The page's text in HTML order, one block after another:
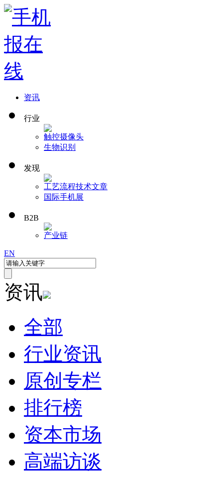
资讯
行业
触控摄像头
生物识别
发现
工艺流程技术文章
国际手机展
B2B
产业链
EN
资讯
全部
行业资讯
原创专栏
排行榜
资本市场
高端访谈